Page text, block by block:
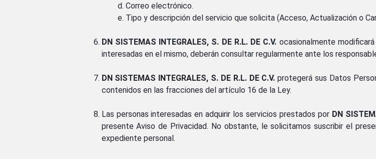
Correo electrónico.
Tipo y descripción del servicio que solicita (Acceso, Actualización o
DN SISTEMAS INTEGRALES, S. DE R.L. DE C.V. ocasionalmente
interesadas en el mismo, deberán consultar regularmente ante los
DN SISTEMAS INTEGRALES, S. DE R.L. DE C.V. protegerá sus Datos
contenidos en las fracciones del artículo 16 de la Ley.
Las personas interesadas en adquirir los servicios prestados por DN
presente Aviso de Privacidad. No obstante, le solicitamos suscribir el
expediente personal.